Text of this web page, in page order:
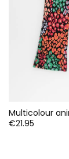
€21.95